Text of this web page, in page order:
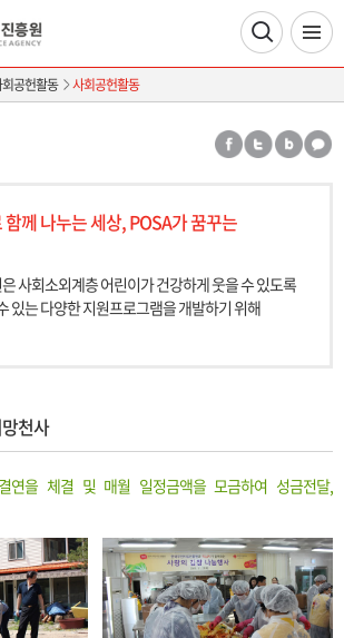
공헌활동 사회공헌활동
께 나누는 세상, POSA가 꿈꾸는
사회소외계층 어린이가 건강하게 웃을 수 있도록
있는 다양한 지원프로그램을 개발하기 위해
천사
연을 체결 및 매월 일정금액을 모금하여 성금전달,